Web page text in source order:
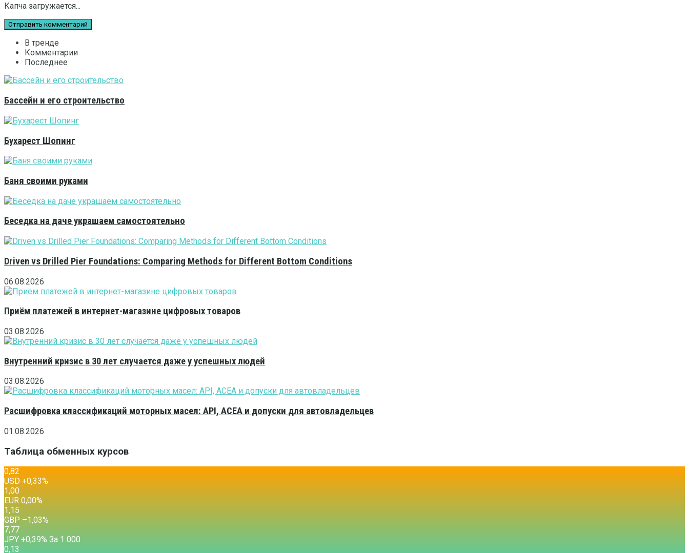
Капча загружается...
В тренде
Комментарии
Последнее
Бассейн и его строительство
Бухарест Шопинг
Баня своими руками
Беседка на даче украшаем самостоятельно
Driven vs Drilled Pier Foundations: Comparing Methods for Different Bottom Conditions
06.08.2026
Приём платежей в интернет-магазине цифровых товаров
03.08.2026
Внутренний кризис в 30 лет случается даже у успешных людей
03.08.2026
Расшифровка классификаций моторных масел: API, ACEA и допуски для автовладельцев
01.08.2026
Таблица обменных курсов
0,82
USD +0,33%
1,00
EUR 0,00%
1,15
GBP –1,03%
7,77
JPY +0,39% За 1 000
0,13